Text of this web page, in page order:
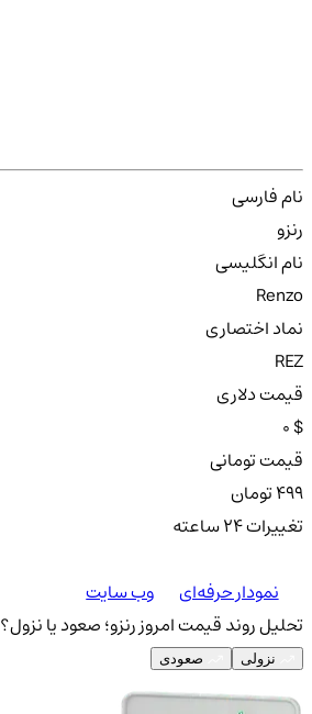
نام فارسی
رنزو
نام انگلیسی
Renzo
نماد اختصاری
REZ
قیمت دلاری
0 $
قیمت تومانی
499 تومان
تغییرات ۲۴ ساعته
نمودار حرفه‌ای
وب سایت
تحلیل روند قیمت امروز رنزو؛ صعود یا نزول؟
نزولی صعودی